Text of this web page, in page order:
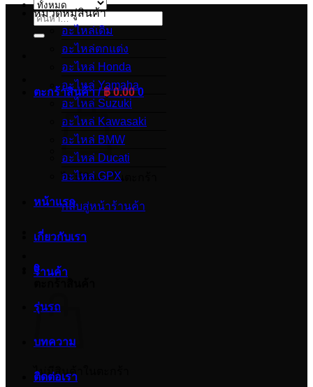
ค้นหา:
ตะกร้าสินค้า /฿0.00 0
ไม่มีสินค้าในตะกร้า
กลับสู่หน้าร้านค้า
0
ไม่มีสินค้าในตะกร้า
หมวดหมู่สินค้า
อะไหล่เดิม
อะไหล่ตกแต่ง
อะไหล่ Honda
อะไหล่ Yamaha
อะไหล่ Suzuki
อะไหล่ Kawasaki
อะไหล่ BMW
อะไหล่ Ducati
อะไหล่ GPX
หน้าแรก
เกี่ยวกับเรา
ร้านค้า
รุ่นรถ
บทความ
ติดต่อเรา